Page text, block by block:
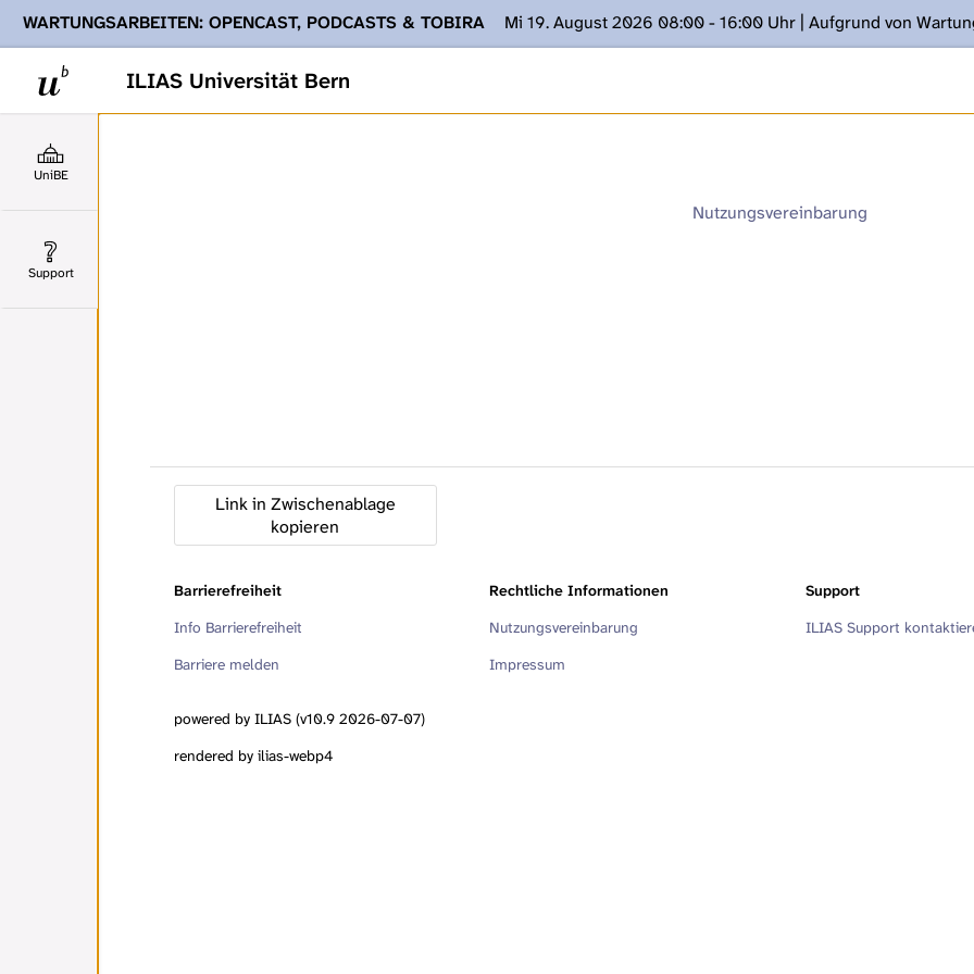
ILIAS Universität Bern
WARTUNGSARBEITEN: OPENCAST, PODCASTS & TOBIRA
Mi 19. August 2026 08:00 - 16:00 Uhr | Aufgrund von
Ihnen Podcasts, Opencast-Videos und Tobira nicht zur Verfügung stehen. Kontakt: www.podcast.unibe.ch
UniBE
Support
Nutzungsvereinbarung
Link in Zwischenablage
kopieren
Barrierefreiheit
Info Barrierefreiheit
Barriere melden
Rechtliche Informationen
Nutzungsvereinbarung
Impressum
Support
ILIAS Support
powered by ILIAS (v10.9 2026-07-07)
rendered by ilias-webp4